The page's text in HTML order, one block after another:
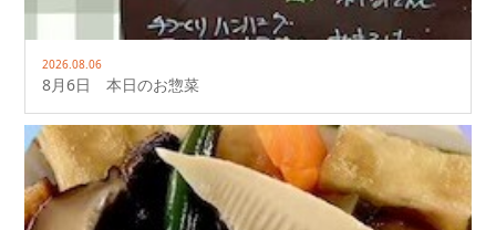
2026.08.06
8月6日 本日のお惣菜